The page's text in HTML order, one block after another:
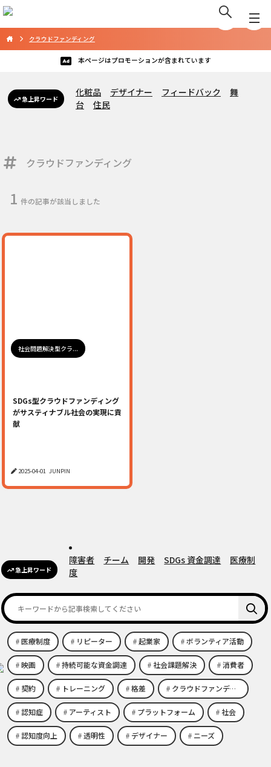
クラウドファンディング
本ページはプロモーションが含まれています
急上昇ワード
化粧品 デザイナー フィードバック
舞
台
住民
クラウドファンディング
1 件の記事が該当しました
社会問題解決型クラ...
SDGs型クラウドファンディング
がサスティナブル社会の実現に貢
献
2025-04-01 JUNPIN
急上昇ワード
障害者 チーム 開発 SDGs 資金調達
医療制
度
医療制度 リピーター 起業家 ボランティア活動
映画 持続可能な資金調達 社会課題解決 消費者
契約 トレーニング 格差 クラウドファンディング
認知症 アーティスト プラットフォーム 社会
認知度向上 透明性 デザイナー ニーズ